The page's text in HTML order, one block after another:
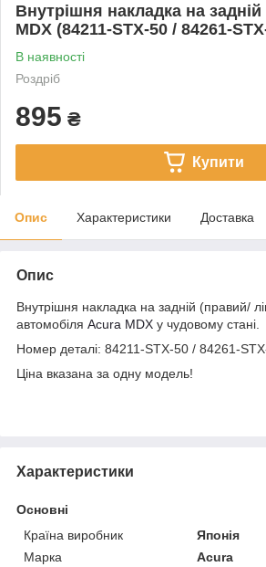
Внутрішня накладка на задній
MDX (84211-STX-50 / 84261-
В наявності
Роздріб
895 ₴
Купити
Опис Характеристики Доставка
Опис
Внутрішня накладка на задній (правий/
автомобіля Acura MDX у чудовому стані.
Номер деталі: 84211-STX-50 / 84261-
Ціна вказана за одну модель!
Характеристики
Основні
Країна виробник
Японія
Марка
Acura